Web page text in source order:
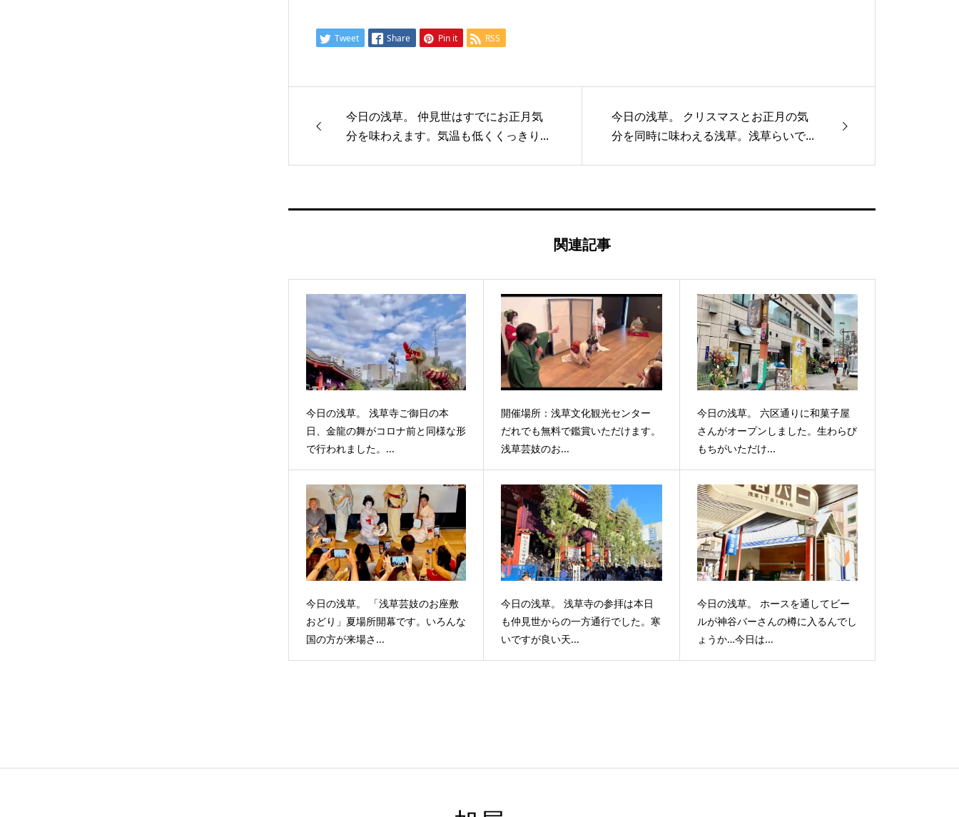
Tweet Share Pin it RSS
今日の浅草。 仲見世はすでにお正月気
分を味わえます。気温も低くくっきり...
今日の浅草。 クリスマスとお正月の気
分を同時に味わえる浅草。浅草らいで...
関連記事
今日の浅草。 浅草寺ご御日の本
日、金龍の舞がコロナ前と同様な形
で行われました。...
開催場所：浅草文化観光センター
だれでも無料で鑑賞いただけます。
浅草芸妓のお...
今日の浅草。 六区通りに和菓子屋
さんがオープンしました。生わらび
もちがいただけ...
今日の浅草。 「浅草芸妓のお座敷
おどり」夏場所開幕です。いろんな
国の方が来場さ...
今日の浅草。 浅草寺の参拝は本日
も仲見世からの一方通行でした。寒
いですが良い天...
今日の浅草。 ホースを通してビー
ルが神谷バーさんの樽に入るんでし
ょうか…今日は...